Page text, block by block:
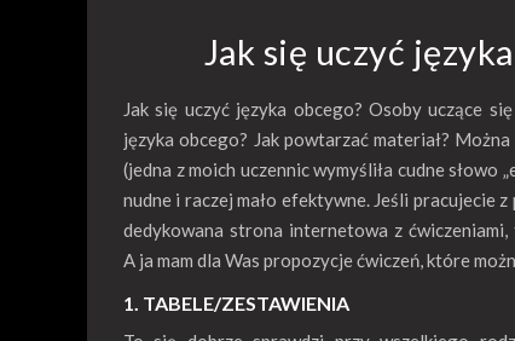
Jak się uczyć
Jak się uczyć języka obcego? Osoby uczące
języka obcego? Jak powtarzać materiał?
(jedna z moich uczennic wymyśliła cudne słowo
nudne i raczej mało efektywne. Jeśli pracujecie
dedykowana strona internetowa z
A ja mam dla Was propozycje ćwiczeń, które
1. TABELE/ZESTAWIENIA